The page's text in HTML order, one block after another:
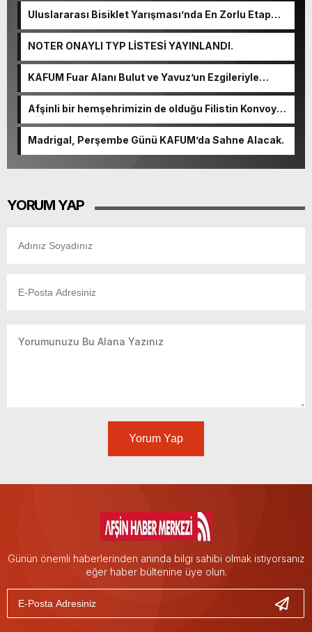
Uluslararası Bisiklet Yarışması’nda En Zorlu Etap
NOTER ONAYLI TYP LİSTESİ YAYINLANDI.
KAFUM Fuar Alanı Bulut ve Yavuz’un Ezgileriyle
Şenlendi.
Afşinli bir hemşehrimizin de olduğu Filistin Konvoyu,
güçlenerek ilerliyor.
Madrigal, Perşembe Günü KAFUM’da Sahne Alacak.
YORUM YAP
Yorum Yap
Günün önemli haberlerinden anında bilgi sahibi olmak istiyorsanız
eğer haber bültenine üye olun.